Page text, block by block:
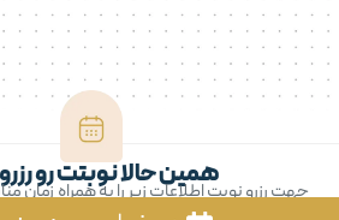
همین حالا نوبتت رو
جهت رزرو نوبت اطلاعات زیر را به همراه زمان